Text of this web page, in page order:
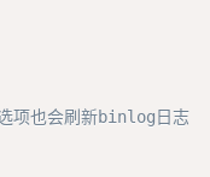
项也会刷新binlog日志